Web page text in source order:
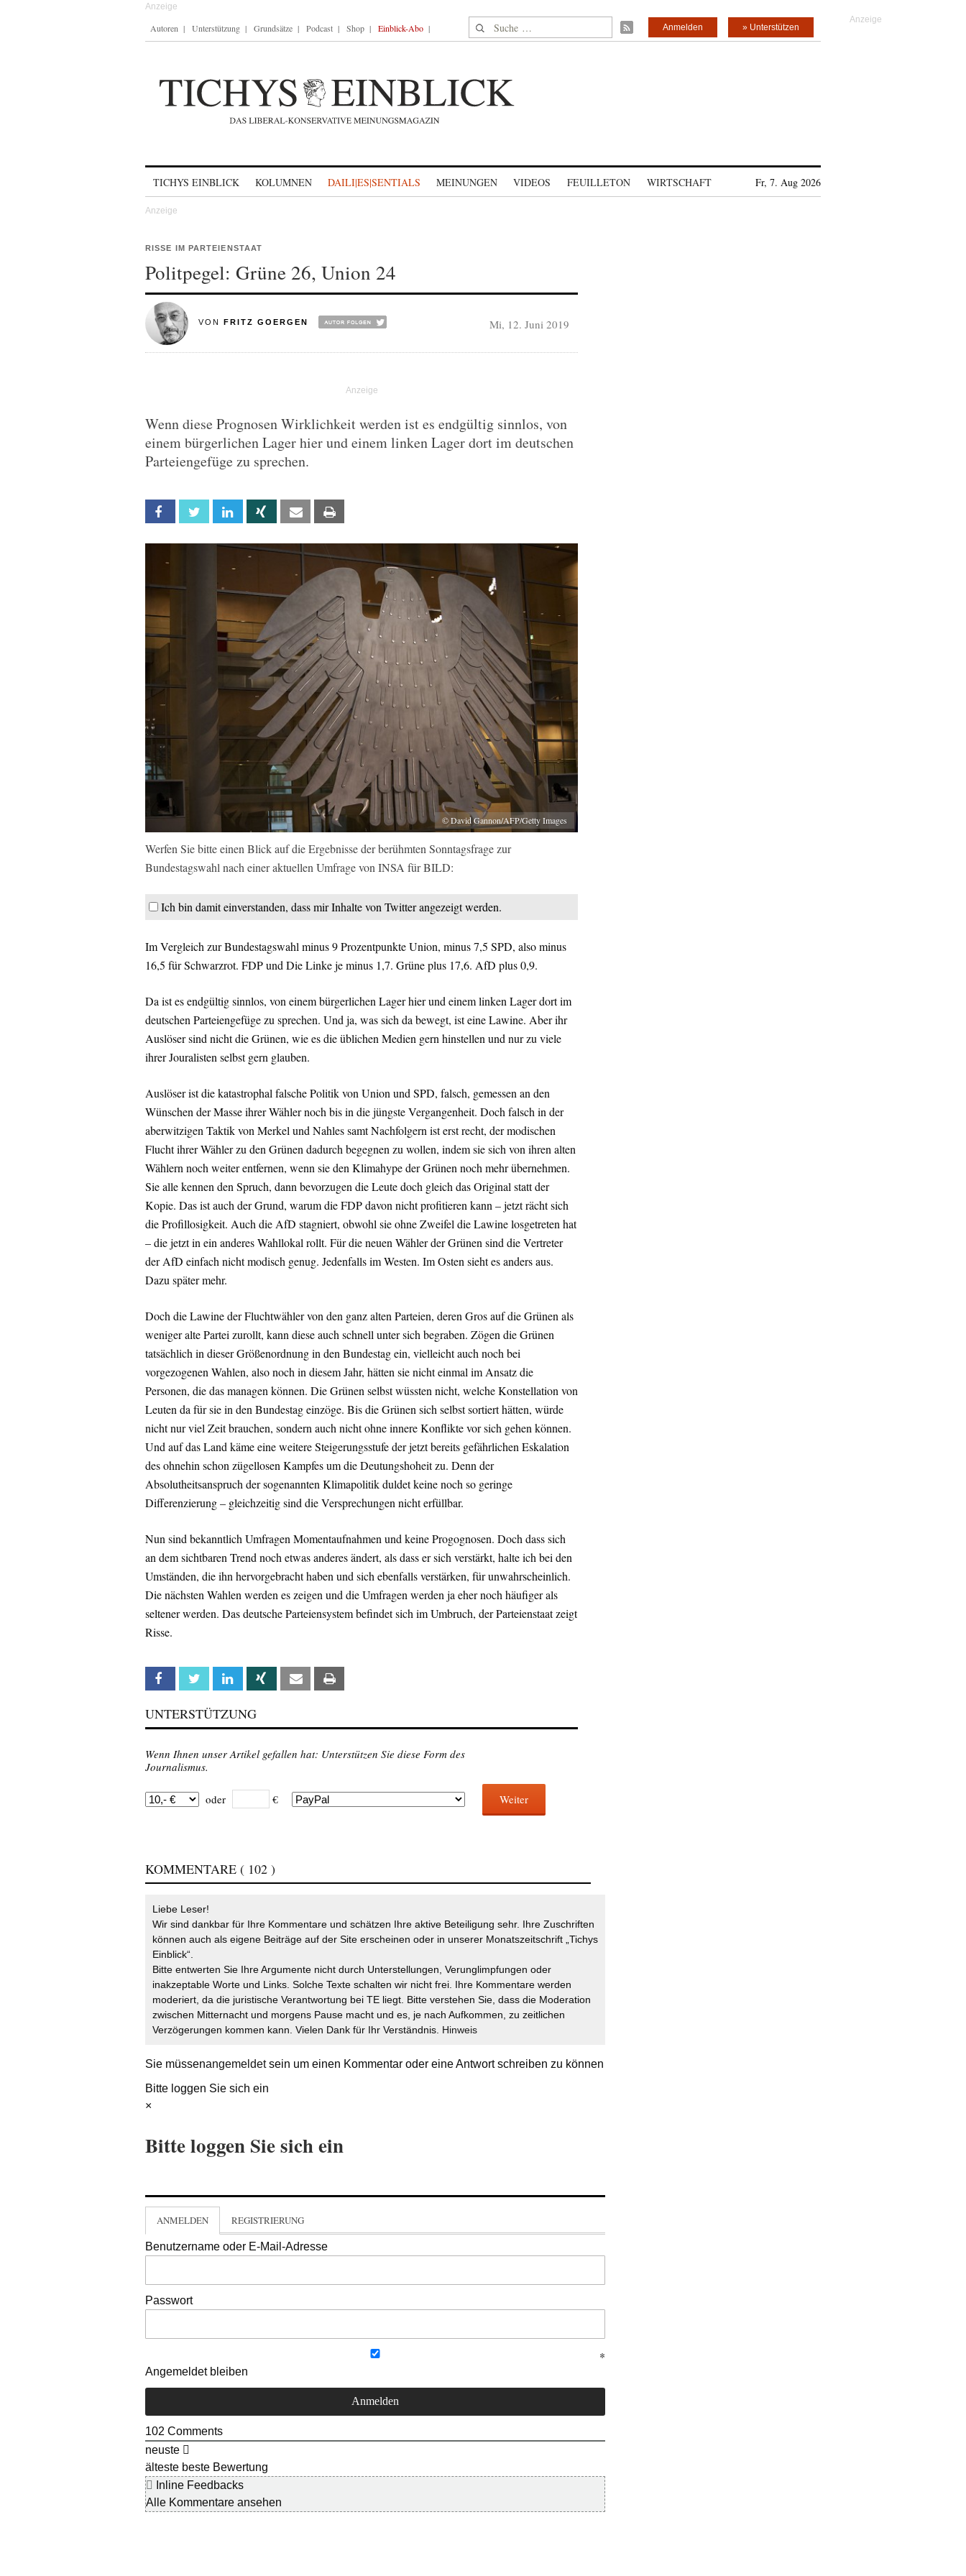
Autoren Unterstützung Grundsätze Podcast Shop Einblick-Abo Suche nach: » Unterstützen
Anmelden
TICHYS EINBLICK KOLUMNEN DAILI|ES|SENTIALS MEINUNGEN VIDEOS FEUILLETON WIRTSCHAFT Fr, 7. Aug 2026
RISSE IM PARTEIENSTAAT
Politpegel: Grüne 26, Union 24
VON FRITZ GOERGEN Mi, 12. Juni 2019
Wenn diese Prognosen Wirklichkeit werden ist es endgültig sinnlos, von
einem bürgerlichen Lager hier und einem linken Lager dort im deutschen
Parteiengefüge zu sprechen.
Facebook Twitter Linkedin Xing Email
© David Gannon/AFP/Getty Images
Werfen Sie bitte einen Blick auf die Ergebnisse der berühmten Sonntagsfrage zur
Bundestagswahl nach einer aktuellen Umfrage von INSA für BILD:
Ich bin damit einverstanden, dass mir Inhalte von Twitter angezeigt werden.
Im Vergleich zur Bundestagswahl minus 9 Prozentpunkte Union, minus 7,5 SPD, also minus
16,5 für Schwarzrot. FDP und Die Linke je minus 1,7. Grüne plus 17,6. AfD plus 0,9.
Da ist es endgültig sinnlos, von einem bürgerlichen Lager hier und einem linken Lager dort im
deutschen Parteiengefüge zu sprechen. Und ja, was sich da bewegt, ist eine Lawine. Aber ihr
Auslöser sind nicht die Grünen, wie es die üblichen Medien gern hinstellen und nur zu viele
ihrer Jouralisten selbst gern glauben.
Auslöser ist die katastrophal falsche Politik von Union und SPD, falsch, gemessen an den
Wünschen der Masse ihrer Wähler noch bis in die jüngste Vergangenheit. Doch falsch in der
aberwitzigen Taktik von Merkel und Nahles samt Nachfolgern ist erst recht, der modischen
Flucht ihrer Wähler zu den Grünen dadurch begegnen zu wollen, indem sie sich von ihren alten
Wählern noch weiter entfernen, wenn sie den Klimahype der Grünen noch mehr übernehmen.
Sie alle kennen den Spruch, dann bevorzugen die Leute doch gleich das Original statt der
Kopie. Das ist auch der Grund, warum die FDP davon nicht profitieren kann – jetzt rächt sich
die Profillosigkeit. Auch die AfD stagniert, obwohl sie ohne Zweifel die Lawine losgetreten hat
– die jetzt in ein anderes Wahllokal rollt. Für die neuen Wähler der Grünen sind die Vertreter
der AfD einfach nicht modisch genug. Jedenfalls im Westen. Im Osten sieht es anders aus.
Dazu später mehr.
Doch die Lawine der Fluchtwähler von den ganz alten Parteien, deren Gros auf die Grünen als
weniger alte Partei zurollt, kann diese auch schnell unter sich begraben. Zögen die Grünen
tatsächlich in dieser Größenordnung in den Bundestag ein, vielleicht auch noch bei
vorgezogenen Wahlen, also noch in diesem Jahr, hätten sie nicht einmal im Ansatz die
Personen, die das managen können. Die Grünen selbst wüssten nicht, welche Konstellation von
Leuten da für sie in den Bundestag einzöge. Bis die Grünen sich selbst sortiert hätten, würde
nicht nur viel Zeit brauchen, sondern auch nicht ohne innere Konflikte vor sich gehen können.
Und auf das Land käme eine weitere Steigerungsstufe der jetzt bereits gefährlichen Eskalation
des ohnehin schon zügellosen Kampfes um die Deutungshoheit zu. Denn der
Absolutheitsanspruch der sogenannten Klimapolitik duldet keine noch so geringe
Differenzierung – gleichzeitig sind die Versprechungen nicht erfüllbar.
Nun sind bekanntlich Umfragen Momentaufnahmen und keine Progognosen. Doch dass sich
an dem sichtbaren Trend noch etwas anderes ändert, als dass er sich verstärkt, halte ich bei den
Umständen, die ihn hervorgebracht haben und sich ebenfalls verstärken, für unwahrscheinlich.
Die nächsten Wahlen werden es zeigen und die Umfragen werden ja eher noch häufiger als
seltener werden. Das deutsche Parteiensystem befindet sich im Umbruch, der Parteienstaat zeigt
Risse.
Facebook Twitter Linkedin Xing Email
UNTERSTÜTZUNG
Wenn Ihnen unser Artikel gefallen hat: Unterstützen Sie diese Form des
Journalismus.
oder € Weiter
KOMMENTARE ( 102 )
Liebe Leser!
Wir sind dankbar für Ihre Kommentare und schätzen Ihre aktive Beteiligung sehr. Ihre Zuschriften
können auch als eigene Beiträge auf der Site erscheinen oder in unserer Monatszeitschrift „Tichys
Einblick“.
Bitte entwerten Sie Ihre Argumente nicht durch Unterstellungen, Verunglimpfungen oder
inakzeptable Worte und Links. Solche Texte schalten wir nicht frei. Ihre Kommentare werden
moderiert, da die juristische Verantwortung bei TE liegt. Bitte verstehen Sie, dass die Moderation
zwischen Mitternacht und morgens Pause macht und es, je nach Aufkommen, zu zeitlichen
Verzögerungen kommen kann. Vielen Dank für Ihr Verständnis. Hinweis
Sie müssenangemeldetsein um einen Kommentar oder eine Antwort schreiben zu können
Bitte loggen Sie sich ein
×
Bitte loggen Sie sich ein
ANMELDEN REGISTRIERUNG
Benutzername oder E-Mail-Adresse
Passwort
Angemeldet bleiben
102 Comments
neuste
älteste beste Bewertung
Inline Feedbacks
Alle Kommentare ansehen